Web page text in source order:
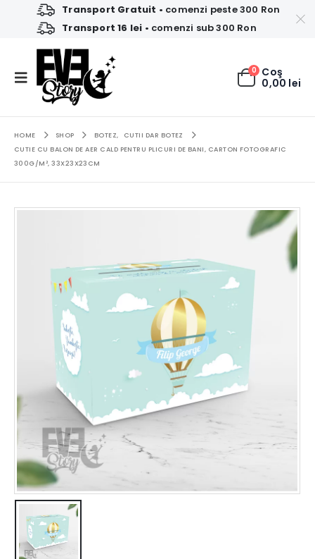
Transport Gratuit • comenzi peste 300 Ron
Transport 16 lei • comenzi sub 300 Ron
0 Coş
0,00 lei
HOME SHOP BOTEZ,
CUTII DAR BOTEZ
CUTIE CU BALON DE AER CALD PENTRU PLICURI DE BANI, CARTON FOTOGRAFIC
300G/M², 33X23X23CM